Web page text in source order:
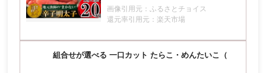
画像引用元：ふるさとチョイス
還元率引用元：楽天市場
組合せが選べる 一口カット たらこ・めんたいこ（